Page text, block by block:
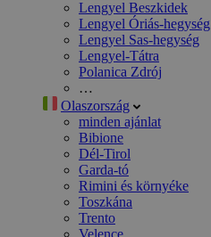
Lengyel Beszkidek
Lengyel Óriás-hegység
Lengyel Sas-hegység
Lengyel-Tátra
Polanica Zdrój
…
Olaszország
minden ajánlat
Bibione
Dél-Tirol
Garda-tó
Rimini és környéke
Toszkána
Trento